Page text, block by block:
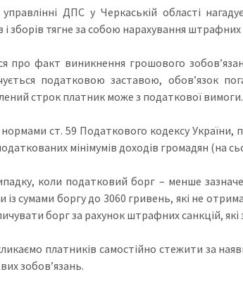
управлінні ДПС у Черкаській області
і зборів тягне за собою нарахування штрафних
про факт виникнення грошового
податковою заставою, обов’язок
строк платник може з податкової вимоги.
нормами ст. 59 Податкового кодексу
мінімумів доходів громадян (на
коли податковий борг – менше
із сумами боргу до 3060 гривень, які не
борг за рахунок штрафних санкцій,
платників самостійно стежити за
зобов’язань.